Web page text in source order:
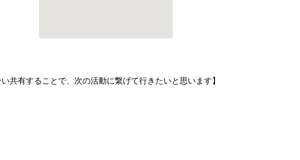
共有することで、次の活動に繋げて行きたいと思います】